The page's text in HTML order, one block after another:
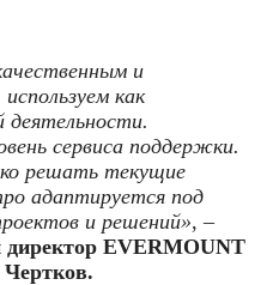
и
как
деятельности.
сервиса поддержки.
решать текущие
адаптируется под
и решений», –
директор EVERMOUNT